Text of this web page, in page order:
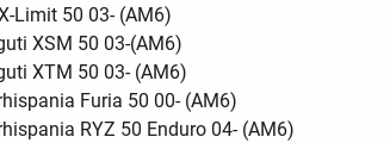
Limit 50 03- (AM6)
XSM 50 03-(AM6)
XTM 50 03- (AM6)
Furia 50 00- (AM6)
RYZ 50 Enduro 04- (AM6)